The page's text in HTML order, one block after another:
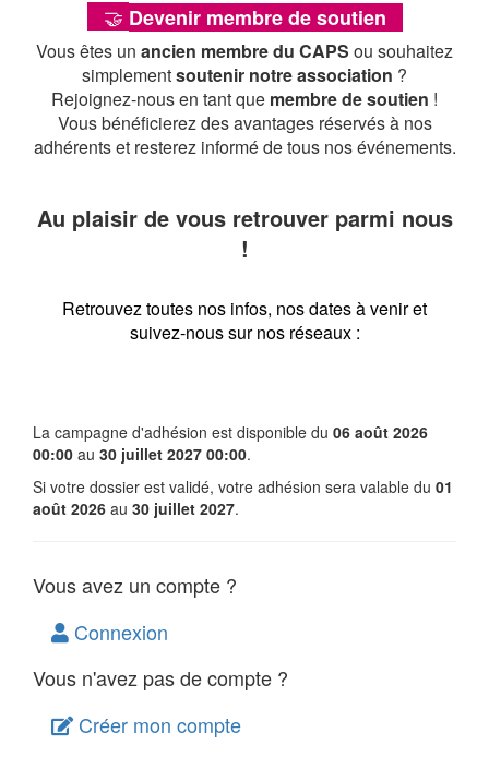
🤝 Devenir membre de soutien
Vous êtes un ancien membre du CAPS ou souhaitez
simplementsoutenir notre association ?
Rejoignez-nous en tant que membre de soutien !
Vous bénéficierez des avantages réservés à nos
adhérents et resterez informé de tous nos événements.
Au plaisir de vous retrouver parmi nous
!
Retrouvez toutes nos infos, nos dates à venir et
suivez-nous sur nos réseaux :
La campagne d'adhésion est disponible du 06 août 2026
00:00 au 30 juillet 2027 00:00.
Si votre dossier est validé, votre adhésion sera valable du 01
août 2026 au 30 juillet 2027.
Vous avez un compte ?
Connexion
Vous n'avez pas de compte ?
Créer mon compte